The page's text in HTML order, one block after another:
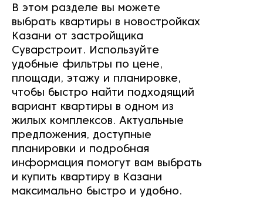
В этом разделе вы можете
выбрать квартиры в новостройках
Казани от застройщика
Суварстроит. Используйте
удобные фильтры по цене,
площади, этажу и планировке,
чтобы быстро найти подходящий
вариант квартиры в одном из
жилых комплексов. Актуальные
предложения, доступные
планировки и подробная
информация помогут вам выбрать
и купить квартиру в Казани
максимально быстро и удобно.